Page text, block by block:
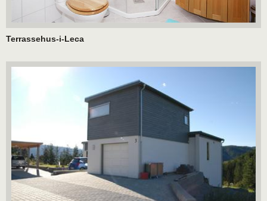
Terrassehus-i-Leca